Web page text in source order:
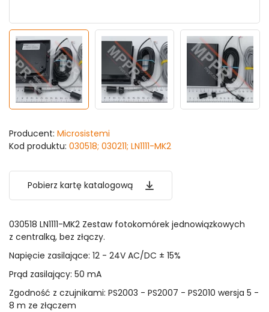
Producent: Microsistemi
Kod produktu: 030518; 030211; LN1111-MK2
Pobierz kartę katalogową
030518 LN1111-MK2 Zestaw fotokomórek jednowiązkowych
z centralką, bez złączy.
Napięcie zasilające: 12 - 24V AC/DC ± 15%
Prąd zasilający: 50 mA
Zgodność z czujnikami: PS2003 - PS2007 - PS2010 wersja 5 -
8 m ze złączem